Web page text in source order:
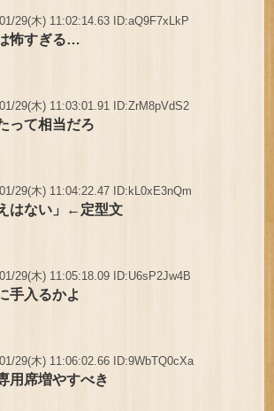
29(木) 11:02:14.63 ID:aQ9F7xLkP
怖すぎる…
29(木) 11:03:01.91 ID:ZrM8pVdS2
って相当だろ
29(木) 11:04:22.47 ID:kL0xE3nQm
はない」←定型文
29(木) 11:05:18.09 ID:U6sP2Jw4B
手入るかよ
29(木) 11:06:02.66 ID:9WbTQ0cXa
用席増やすべき